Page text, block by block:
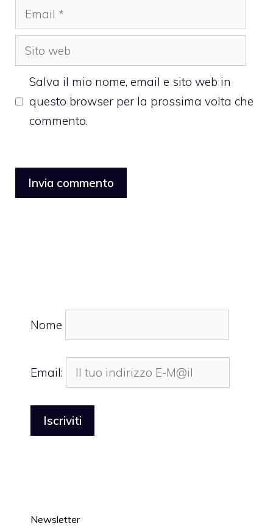
Email
Sito
web
Salva il mio nome, email e sito web in
questo browser per la prossima volta che
commento.
Nome
Email:
Newsletter